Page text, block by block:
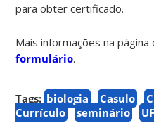
para obter certificado.
Mais informações na
formulário.
Tags: biologia Casulo
Currículo
seminário